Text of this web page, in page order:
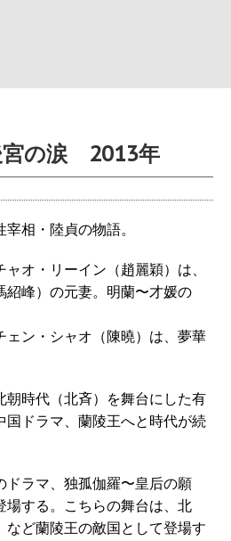
の涙 2013年
相・陸貞の物語。
オ・リーイン（趙麗穎）は、
紹峰）の元妻。明蘭〜才媛の
ェン・シャオ（陳曉）は、夢華
朝時代（北斉）を舞台にした有
国ドラマ、蘭陵王へと時代が続
ドラマ、独孤伽羅〜皇后の願
場する。こちらの舞台は、北
など蘭陵王の敵国として登場す